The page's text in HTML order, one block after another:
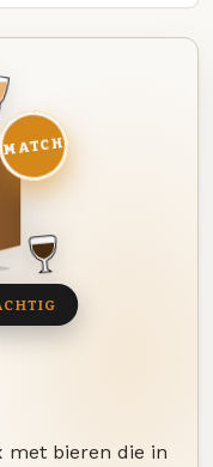
met bieren die in
MATCH